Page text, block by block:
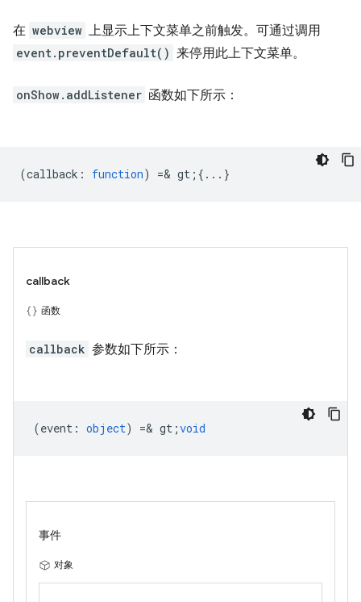
在 webview 上显示上下文菜单之前触发。可通过调用
event.preventDefault() 来停用此上下文菜单。
onShow.addListener 函数如下所示：
(callback : function) =& gt;{...}
callback
函数
callback 参数如下所示：
(event : object) =& gt;void
事件
对象